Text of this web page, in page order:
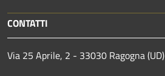
CONTATTI
Via 25 Aprile, 2 - 33030 Ragogna (UD)